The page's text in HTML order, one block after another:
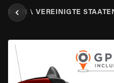
\ VEREINIGTE